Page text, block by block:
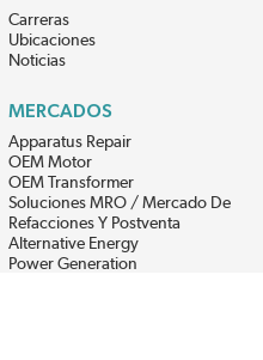
Carreras
Ubicaciones
Noticias
MERCADOS
Apparatus Repair
OEM Motor
OEM Transformer
Soluciones MRO / Mercado De
Refacciones Y Postventa
Alternative Energy
Power Generation